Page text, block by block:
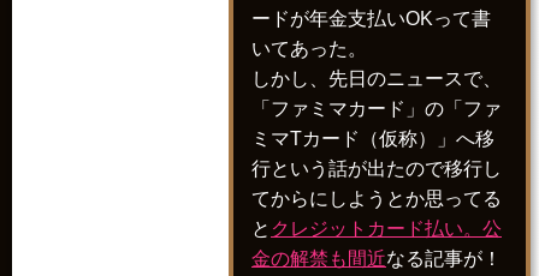
ードが年金支払いOKって書
いてあった。
しかし、先日のニュースで、
「ファミマカード」の「ファ
ミマTカード（仮称）」へ移
行という話が出たので移行し
てからにしようとか思ってる
と クレジットカード払い。公
金の解禁も間近なる記事が！